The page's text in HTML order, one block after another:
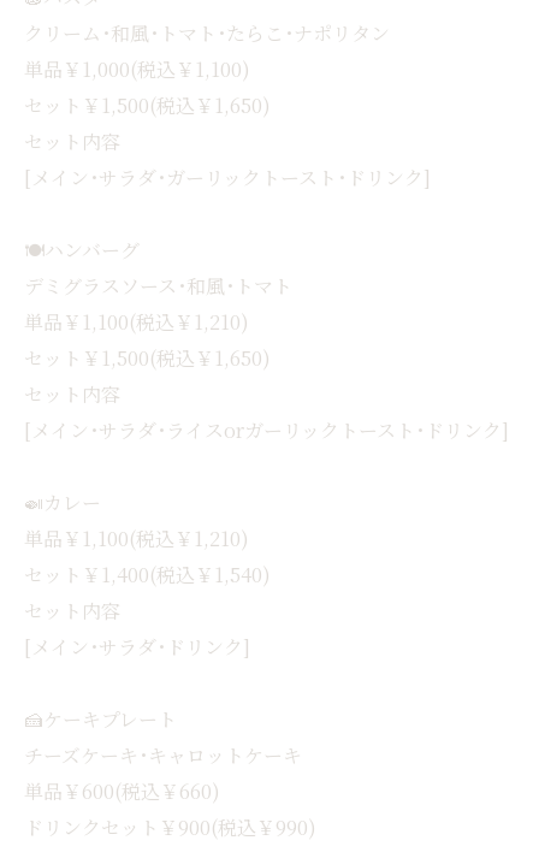
クリーム･和風･トマト･たらこ･ナポリタン
単品￥1,000(税込￥1,100)
セット￥1,500(税込￥1,650)
セット内容
[メイン･サラダ･ガーリックトースト･ドリンク]
🍽ハンバーグ
デミグラスソース･和風･トマト
単品￥1,100(税込￥1,210)
セット￥1,500(税込￥1,650)
セット内容
[メイン･サラダ･ライスorガーリックトースト･ドリンク]
🍛カレー
単品￥1,100(税込￥1,210)
セット￥1,400(税込￥1,540)
セット内容
[メイン･サラダ･ドリンク]
🍰ケーキプレート
チーズケーキ･キャロットケーキ
単品￥600(税込￥660)
ドリンクセット￥900(税込￥990)